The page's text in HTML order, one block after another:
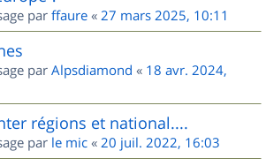
par ffaure « 27 mars 2025, 10:11
par Alpsdiamond « 18 avr. 2024,
régions et national....
par le mic « 20 juil. 2022, 16:03